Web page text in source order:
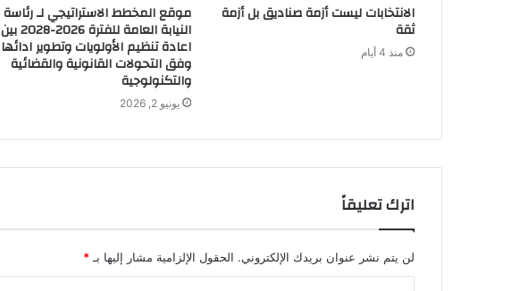
الانتخابات ليست أزمة صناديق بل أزمة
ثقة
منذ 4 أيام
موقع المخطط الاستراتيجي لـ رئاسة
النيابة العامة للفترة 2026-2028 بين
اعادة تنظيم الأولويات وتطوير ادائها
وفق التحولات القانونية والقضائية
والتكنولوجية
يونيو 2, 2026
اترك تعليقاً
لن يتم نشر عنوان بريدك الإلكتروني. الحقول الإلزامية مشار إليها بـ *